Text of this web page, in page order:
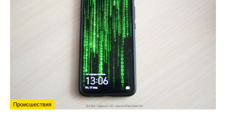
Происшествия